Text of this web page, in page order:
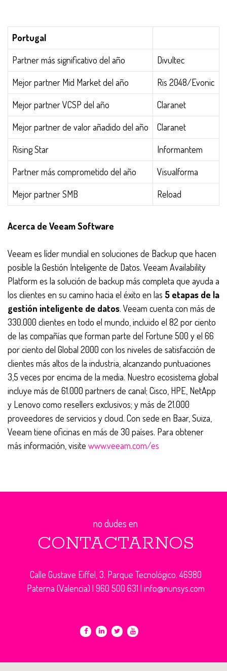
Portugal
Partner más significativo del año
Divultec
Mejor partner Mid Market del año
Ris 2048/Evonic
Mejor partner VCSP del año
Claranet
Mejor partner de valor añadido del año
Claranet
Rising Star
Informantem
Partner más comprometido del año
Visualforma
Mejor partner SMB
Reload
Acerca de Veeam Software
Veeam es líder mundial en soluciones de Backup que hacen
posible la Gestión Inteligente de Datos. Veeam Availability
Platform es la solución de backup más completa que ayuda a
los clientes en su camino hacia el éxito en las 5 etapas de la
gestión inteligente de datos. Veeam cuenta con más de
330.000 clientes en todo el mundo, incluido el 82 por ciento
de las compañías que forman parte del Fortune 500 y el 66
por ciento del Global 2000 con los niveles de satisfacción de
clientes más altos de la industria, alcanzando puntuaciones
3,5 veces por encima de la media. Nuestro ecosistema global
incluye más de 61.000 partners de canal; Cisco, HPE, NetApp
y Lenovo como resellers exclusivos; y más de 21.000
proveedores de servicios y cloud. Con sede en Baar, Suiza,
Veeam tiene oficinas en más de 30 países. Para obtener
más información, visite www.veeam.com/es
no dudes en
CONTACTARNOS
Calle Gustave Eiffel, 3. Parque Tecnológico. 46980
Paterna (Valencia) | 960 500 631 | info@nunsys.com